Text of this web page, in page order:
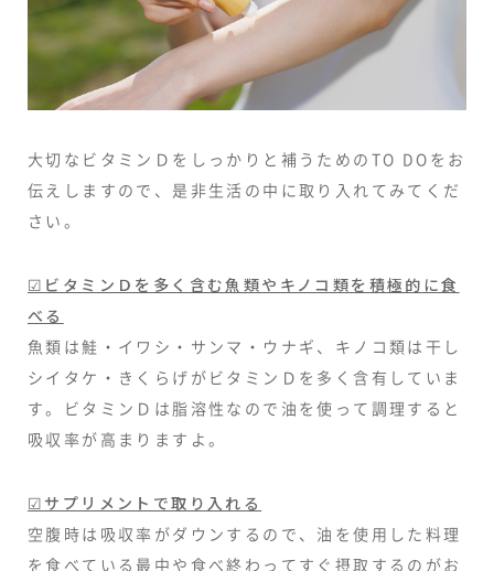
大切なビタミンＤをしっかりと補うためのTO DOをお
伝えしますので、是非生活の中に取り入れてみてくだ
さい。
☑ビタミンＤを多く含む魚類やキノコ類を積極的に食
べる
魚類は鮭・イワシ・サンマ・ウナギ、キノコ類は干し
シイタケ・きくらげがビタミンＤを多く含有していま
す。ビタミンＤは脂溶性なので油を使って調理すると
吸収率が高まりますよ。
☑サプリメントで取り入れる
空腹時は吸収率がダウンするので、油を使用した料理
を食べている最中や食べ終わってすぐ摂取するのがお